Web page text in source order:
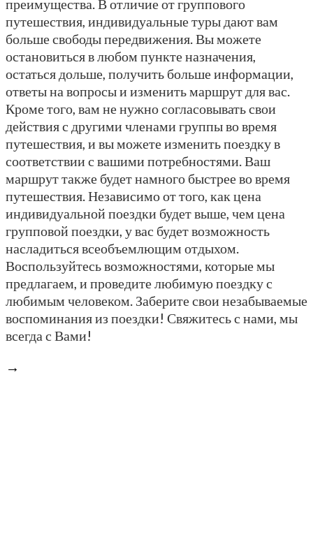
преимущества. В отличие от группового
путешествия, индивидуальные туры дают вам
больше свободы передвижения. Вы можете
остановиться в любом пункте назначения,
остаться дольше, получить больше информации,
ответы на вопросы и изменить маршрут для вас.
Кроме того, вам не нужно согласовывать свои
действия с другими членами группы во время
путешествия, и вы можете изменить поездку в
соответствии с вашими потребностями. Ваш
маршрут также будет намного быстрее во время
путешествия. Независимо от того, как цена
индивидуальной поездки будет выше, чем цена
групповой поездки, у вас будет возможность
насладиться всеобъемлющим отдыхом.
Воспользуйтесь возможностями, которые мы
предлагаем, и проведите любимую поездку с
любимым человеком. Заберите свои незабываемые
воспоминания из поездки! Свяжитесь с нами, мы
всегда с Вами!
→